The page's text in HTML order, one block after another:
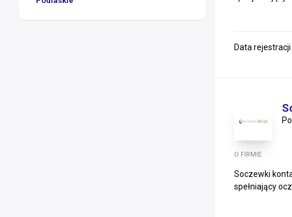
Data
O FIRMIE
Soczewki
spełniający